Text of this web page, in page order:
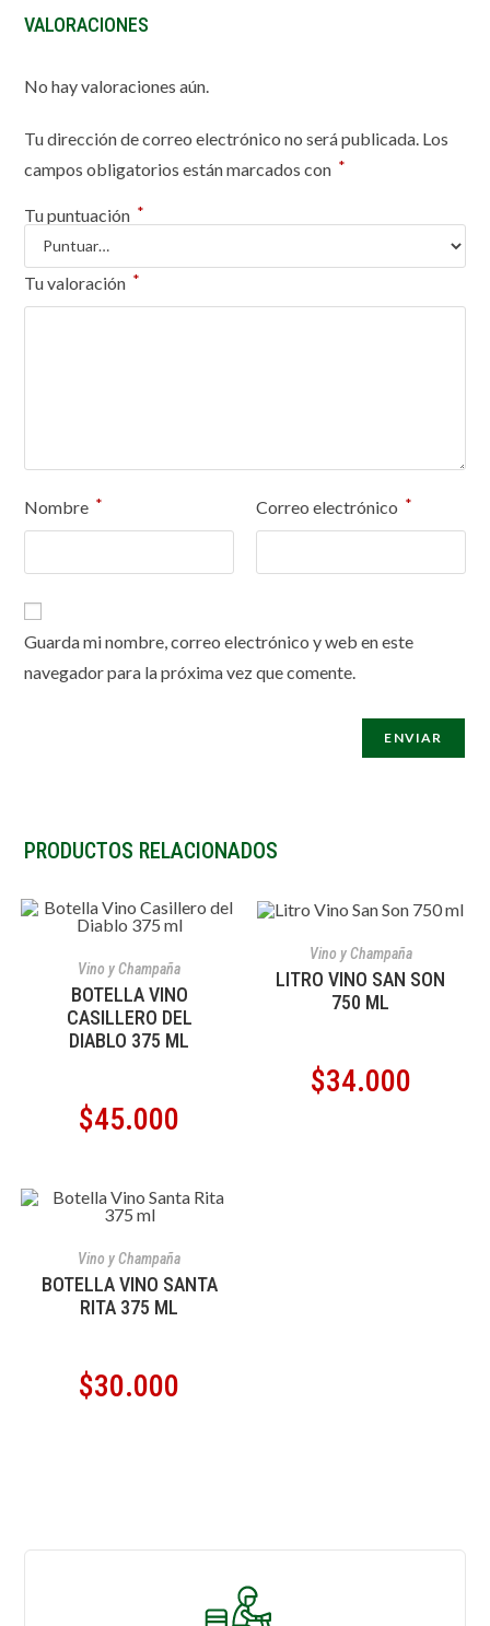
VALORACIONES
No hay valoraciones aún.
Tu dirección de correo electrónico no será publicada. Los
campos obligatorios están marcados con *
Tu puntuación *
Tu valoración *
Nombre * Correo electrónico *
Guarda mi nombre, correo electrónico y web en este
navegador para la próxima vez que comente.
PRODUCTOS RELACIONADOS
Vino y Champaña
BOTELLA VINO
CASILLERO DEL
DIABLO 375 ML
$45.000
Vino y Champaña
LITRO VINO SAN SON
750 ML
$34.000
Vino y Champaña
BOTELLA VINO SANTA
RITA 375 ML
$30.000